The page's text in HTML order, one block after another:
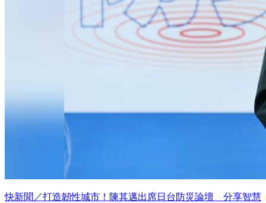
快新聞／打造韌性城市！陳其邁出席日台防災論壇 分享智慧